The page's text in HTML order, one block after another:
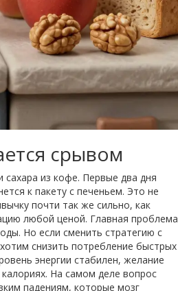
срывом
из кофе. Первые два дня
к пакету с печеньем. Это не
почти так же сильно, как
любой ценой. Главная проблема
Но если сменить стратегию с
снизить потребление быстрых
энергии стабилен, желание
На самом деле вопрос
падениям, которые мозг